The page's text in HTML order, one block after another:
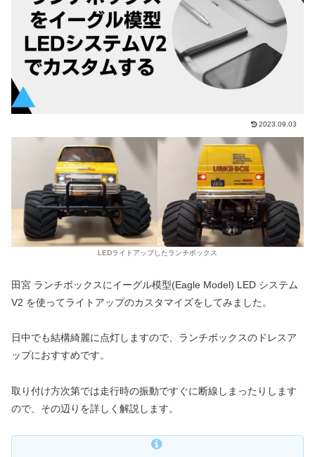
2023.09.03
LEDライトアップしたランチボックス
田宮 ランチボックスにイーグル模型(Eagle Model) LED システム
V2 を使ってライトアップのカスタマイズをしてみました。
日中でも結構綺麗に点灯しますので、ランチボックスのドレスア
ップにおすすめです。
取り付け方次第では走行時の振動ですぐに断線しまったりします
ので、その辺りを詳しく解説します。